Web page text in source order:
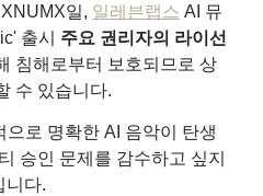
일, 일레븐랩스 AI 뮤
출시 주요 권리자의 라이선
침해로부터 보호되므로 상
수 있습니다.
으로 명확한 AI 음악이 탄생
승인 문제를 감수하고 싶지
니다.